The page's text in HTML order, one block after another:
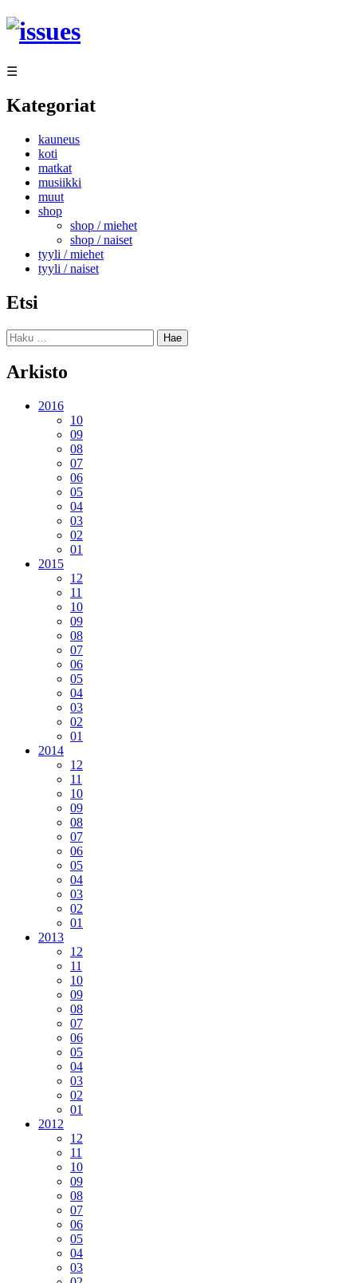
Siirry
sisältöön
☰
Kategoriat
kauneus
koti
matkat
musiikki
muut
shop
shop / miehet
shop / naiset
tyyli / miehet
tyyli / naiset
Etsi
Haku:
Arkisto
2016
10
09
08
07
06
05
04
03
02
01
2015
12
11
10
09
08
07
06
05
04
03
02
01
2014
12
11
10
09
08
07
06
05
04
03
02
01
2013
12
11
10
09
08
07
06
05
04
03
02
01
2012
12
11
10
09
08
07
06
05
04
03